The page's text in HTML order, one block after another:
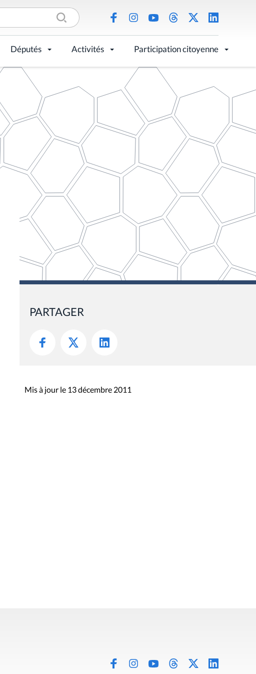
Députés Activités Participation citoyenne
PARTAGER
Mis à jour le 13 décembre 2011